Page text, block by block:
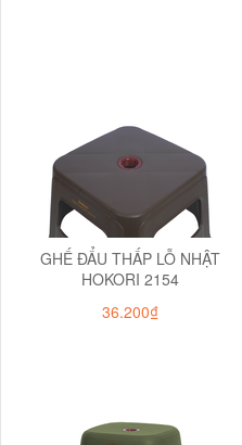
GHẾ ĐẨU THẤP LỖ NHẬT
HOKORI 2154
36.200₫